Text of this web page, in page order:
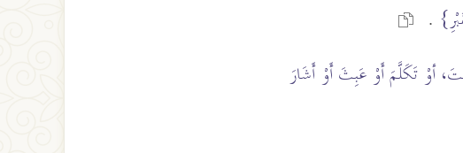
.
أوْ تَكَلَّمَ أَوْ عَبِثَ أَوْ أَشَارَ